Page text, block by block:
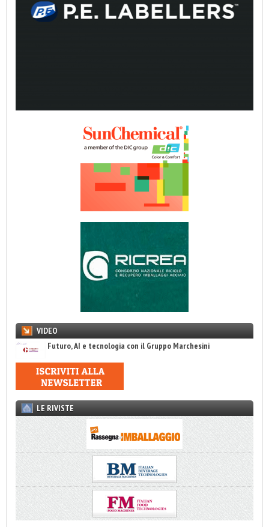
VIDEO
Futuro, AI e tecnologia con il Gruppo Marchesini
LE RIVISTE